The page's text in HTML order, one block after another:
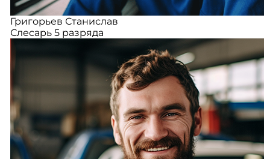
Григорьев Станислав
Слесарь 5 разряда